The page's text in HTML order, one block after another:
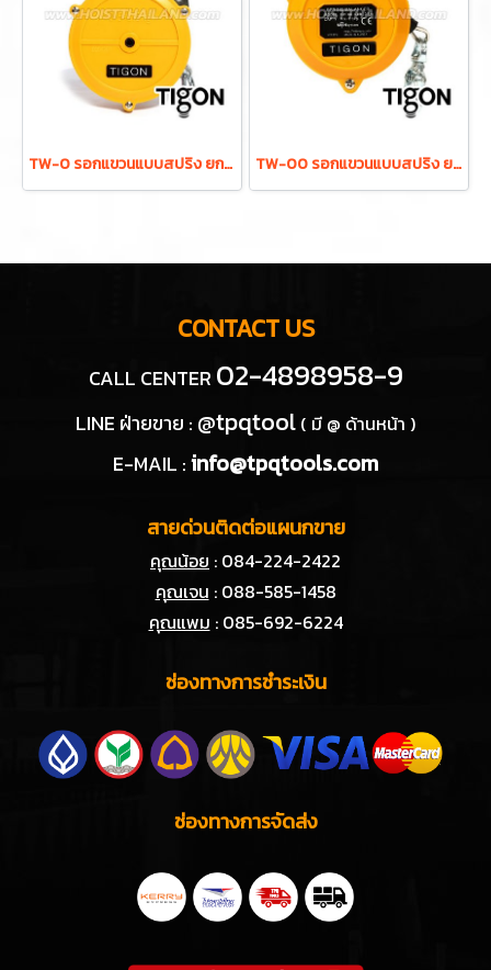
TW-0 รอกแขวนแบบสปริง ยกได้ 0.5-1.5 กก. ระยะยก 1.0 ม. "TIGON" มาตรฐานสากลจากประเทศเกาหลี TW-00 รอกแขวนแบบสปริง ยกได้ 0.5-1.5 กก. ระยะยก 0.5 ม. "TIGON" มาตรฐานสากลจากประเทศเกาหลี
CONTACT US
CALL CENTER 02-4898958-9
LINE ฝ่ายขาย : @tpqtool ( มี @ ด้านหน้า )
E-MAIL :info@tpqtools.com
สายด่วนติดต่อแผนกขาย
คุณน้อย : 084-224-2422
คุณเจน : 088-585-1458
คุณแพม : 085-692-6224
ช่องทางการชำระเงิน
ช่องทางการจัดส่ง